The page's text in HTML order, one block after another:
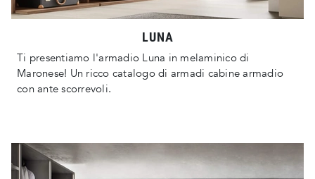
LUNA
Ti presentiamo l'armadio Luna in melaminico di
Maronese! Un ricco catalogo di armadi cabine armadio
con ante scorrevoli.